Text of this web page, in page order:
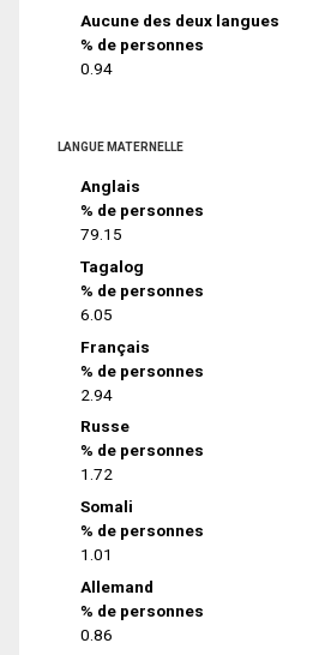
Aucune des deux langues
% de personnes
0.94
LANGUE MATERNELLE
Anglais
% de personnes
79.15
Tagalog
% de personnes
6.05
Français
% de personnes
2.94
Russe
% de personnes
1.72
Somali
% de personnes
1.01
Allemand
% de personnes
0.86